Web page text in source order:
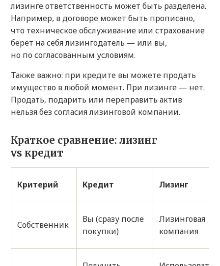
лизинге ответственность может быть разделена.
Например, в договоре может быть прописано,
что техническое обслуживание или страхование
берёт на себя лизингодатель — или вы,
но по согласованным условиям.
Также важно: при кредите вы можете продать
имущество в любой момент. При лизинге — нет.
Продать, подарить или переправить актив
нельзя без согласия лизинговой компании.
Краткое сравнение: лизинг
vs кредит
Критерий Кредит Лизинг
Собственник
Вы (сразу после
покупки)
Лизинговая
компания